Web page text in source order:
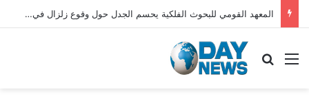
المعهد القومي للبحوث الفلكية يحسم الجدل حول وقوع زلزال في مصر اليوم
القائمة بحث عن